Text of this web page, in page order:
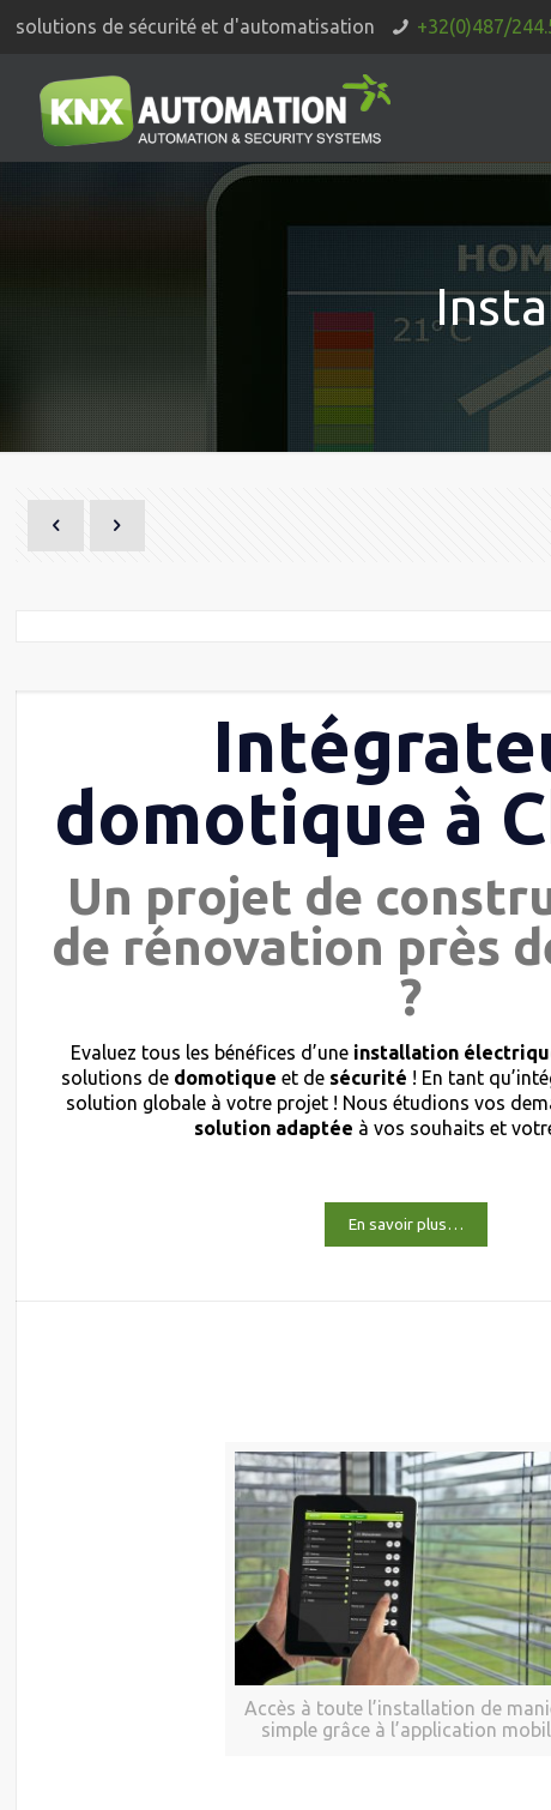
solutions de sécurité et d'automatisation +32(0)487/
domotique à
Un projet de
de rénovation près
?
Evaluez tous les bénéfices d’une installation
solutions de domotique et de sécurité ! En tant
solution globale à votre projet ! Nous étudions vos
solution adaptée à vos souhaits et
En savoir plus…
Accès à toute l’installation de
simple grâce à l’application